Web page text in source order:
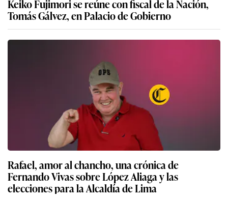
Keiko Fujimori se reúne con fiscal de la Nación,
Tomás Gálvez, en Palacio de Gobierno
Rafael, amor al chancho, una crónica de
Fernando Vivas sobre López Aliaga y las
elecciones para la Alcaldía de Lima